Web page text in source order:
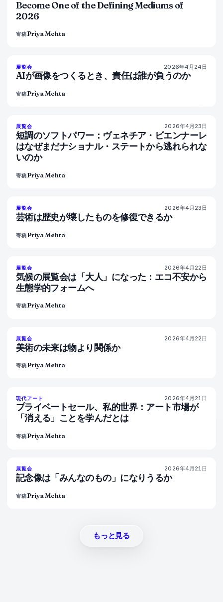
Become One of the Defining Mediums of
2026
寄稿Priya Mehta
76% 69
展覧会 2026年4月24日
AIが画像をつくるとき、責任は誰が負うのか
寄稿Priya Mehta
78% 88
展覧会 2026年4月23日
短調のソフトパワー：ヴェネチア・ビエンナーレ
はなぜまだナショナル・ステートから逃れられな
いのか
寄稿Priya Mehta
79% 56
展覧会 2026年4月23日
芸術は歴史が壊したものを修復できるか
寄稿Priya Mehta
74% 44
展覧会 2026年4月22日
気候の展覧会は「大人」になった：エコ不安から
生態学的フォームへ
寄稿Priya Mehta
80 % 117
展覧会 2026年4月22日
美術の未来は物より関係か
寄稿Priya Mehta
72% 52
現代アート 2026年4月21日
プライベートセール、私的世界：アート市場が
「消える」ことを学んだとは
寄稿Priya Mehta
77% 45
展覧会 2026年4月21日
記念像は「みんなのもの」になりうるか
寄稿Priya Mehta
もっと見る